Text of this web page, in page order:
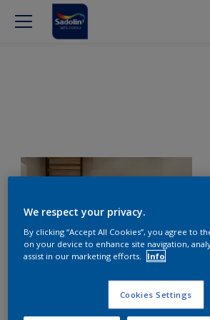
We respect your privacy.
By clicking “Accept All Cookies”, you agree to
on your device to enhance site navigation,
assist in our marketing efforts.
Info
Cookies Settings